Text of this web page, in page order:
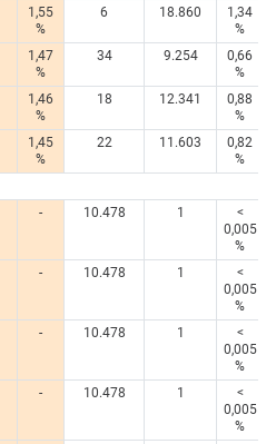
1,55
%
6 18.860
1,34
%
1,47
%
34 9.254
0,66
%
1,46
%
18 12.341
0,88
%
1,45
%
22 11.603
0,82
%
- 10.478 1
<
0,005
%
- 10.478 1
<
0,005
%
- 10.478 1
<
0,005
%
- 10.478 1
<
0,005
%